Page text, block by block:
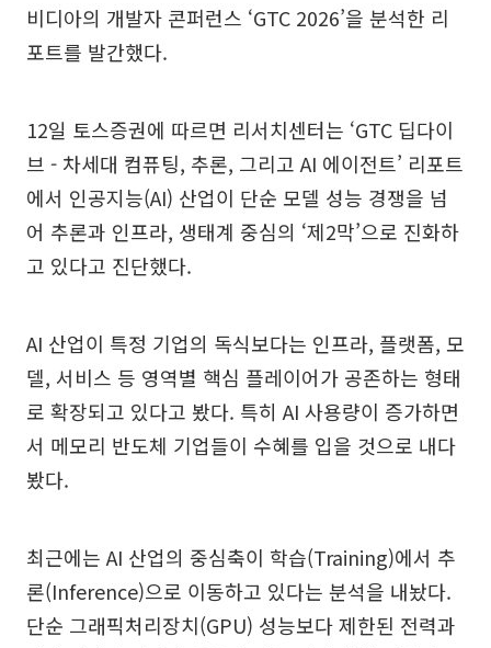
비디아의 개발자 콘퍼런스 ‘GTC 2026’을 분석한 리
포트를 발간했다.
12일 토스증권에 따르면 리서치센터는 ‘GTC 딥다이
브 - 차세대 컴퓨팅, 추론, 그리고 AI 에이전트’ 리포트
에서 인공지능(AI) 산업이 단순 모델 성능 경쟁을 넘
어 추론과 인프라, 생태계 중심의 ‘제2막’으로 진화하
고 있다고 진단했다.
AI 산업이 특정 기업의 독식보다는 인프라, 플랫폼, 모
델, 서비스 등 영역별 핵심 플레이어가 공존하는 형태
로 확장되고 있다고 봤다. 특히 AI 사용량이 증가하면
서 메모리 반도체 기업들이 수혜를 입을 것으로 내다
봤다.
최근에는 AI 산업의 중심축이 학습(Training)에서 추
론(Inference)으로 이동하고 있다는 분석을 내놨다.
단순 그래픽처리장치(GPU) 성능보다 제한된 전력과